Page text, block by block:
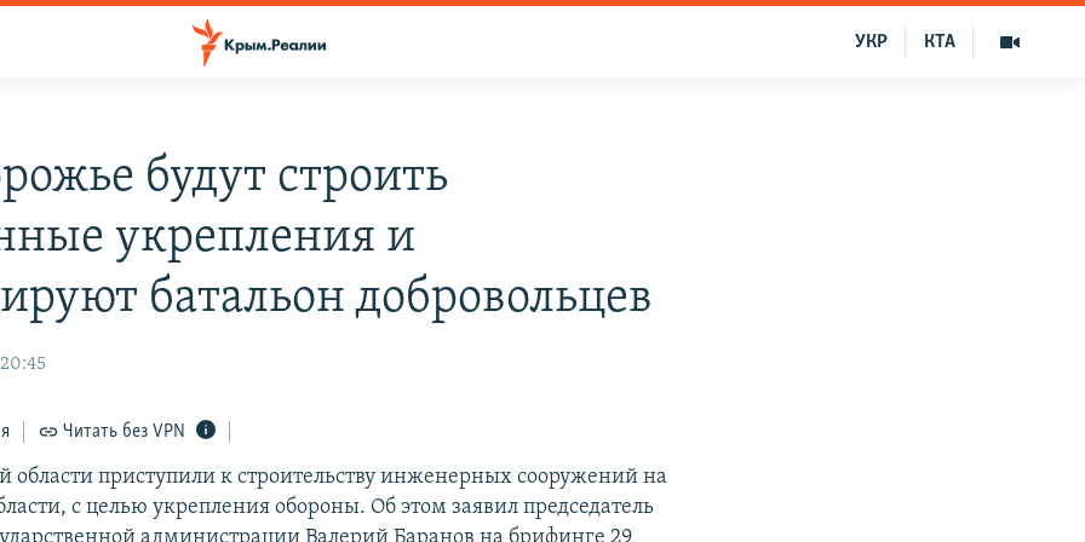
КТА
УКР
будут строить
укрепления и
батальон добровольцев
Читать без VPN
области приступили к строительству инженерных сооружений на
с целью укрепления обороны. Об этом заявил председатель